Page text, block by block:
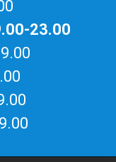
irány
23.00